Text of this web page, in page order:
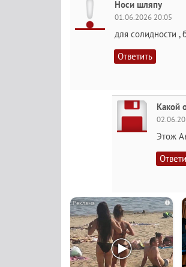
Носи шляпу
01.06.2026 20:05
для солидности ,
Ответить
Какой
Этож
i